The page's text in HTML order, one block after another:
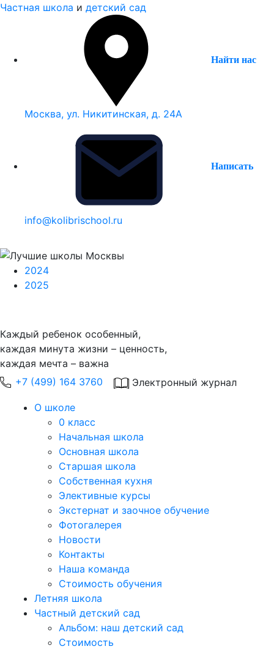
Частная школа и детский сад
Найти нас
Москва, ул. Никитинская, д. 24А
Написать
info@kolibrischool.ru
2024
2025
Каждый ребенок особенный,
каждая минута жизни – ценность,
каждая мечта – важна
+7 (499) 164 3760
Электронный журнал
О школе
0 класс
Начальная школа
Основная школа
Старшая школа
Собственная кухня
Элективные курсы
Экстернат и заочное обучение
Фотогалерея
Новости
Контакты
Наша команда
Стоимость обучения
Летняя школа
Частный детский сад
Альбом: наш детский сад
Стоимость